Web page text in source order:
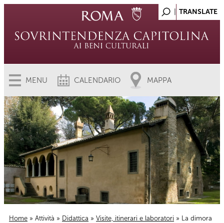
MENU CALENDARIO MAPPA
Home » Attività » Didattica » Visite, itinerari e laboratori » La dimora